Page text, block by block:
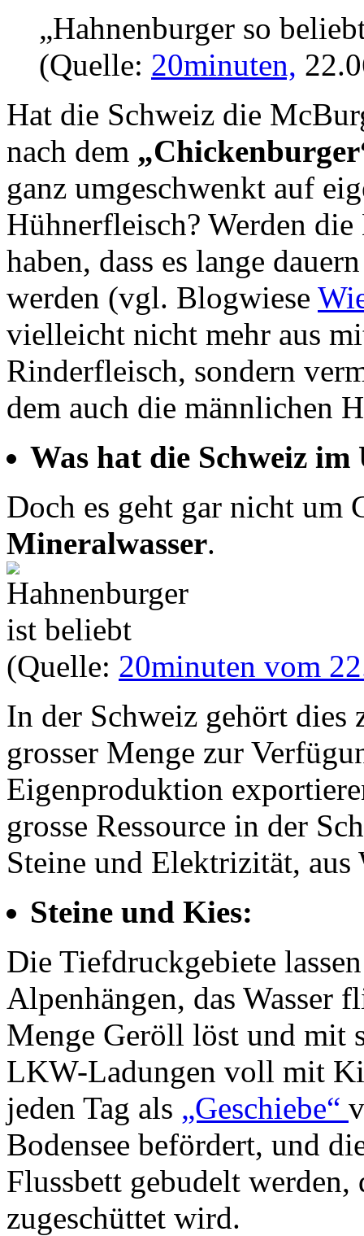
„Hahnenburger so
(Quelle: 20minuten,
Hat die Schweiz die
nach dem
ganz umgeschwenkt auf
Hühnerfleisch? Werden
haben, dass es lange
werden (vgl. Blogwiese
vielleicht nicht mehr aus
Rinderfleisch, sondern
dem auch die männlichen
Was hat die Schweiz im
Doch es geht gar nicht um
Mineralwasser.
(Quelle: 20minuten vom
In der Schweiz gehört dies
grosser Menge zur
Eigenproduktion
grosse Ressource in der
Steine und Elektrizität, aus
Steine und Kies:
Die Tiefdruckgebiete
Alpenhängen, das Wasser
Menge Geröll löst und mit
LKW-Ladungen voll mit
jeden Tag als „Geschiebe“
Bodensee befördert, und
Flussbett gebudelt
zugeschüttet wird.